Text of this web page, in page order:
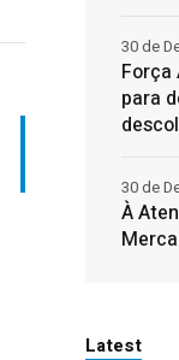
Força
para
30 de
À
30 de
Latest